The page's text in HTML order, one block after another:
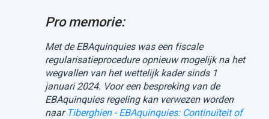
Pro memorie:
Met de EBAquinquies was een fiscale
regularisatieprocedure opnieuw mogelijk na het
wegvallen van het wettelijk kader sinds 1
januari 2024. Voor een bespreking van de
EBAquinquies regeling kan verwezen worden
naar Tiberghien - EBAquinquies: Continuïteit of